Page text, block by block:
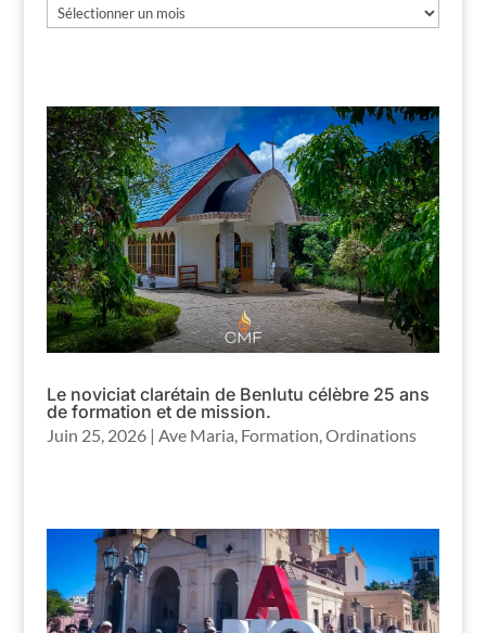
Les
Le noviciat clarétain de Benlutu célèbre 25 ans
de formation et de mission.
Juin 25, 2026| Ave Maria, Formation,Ordinations